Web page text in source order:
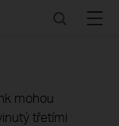
SearchMenu
mohou
třetími